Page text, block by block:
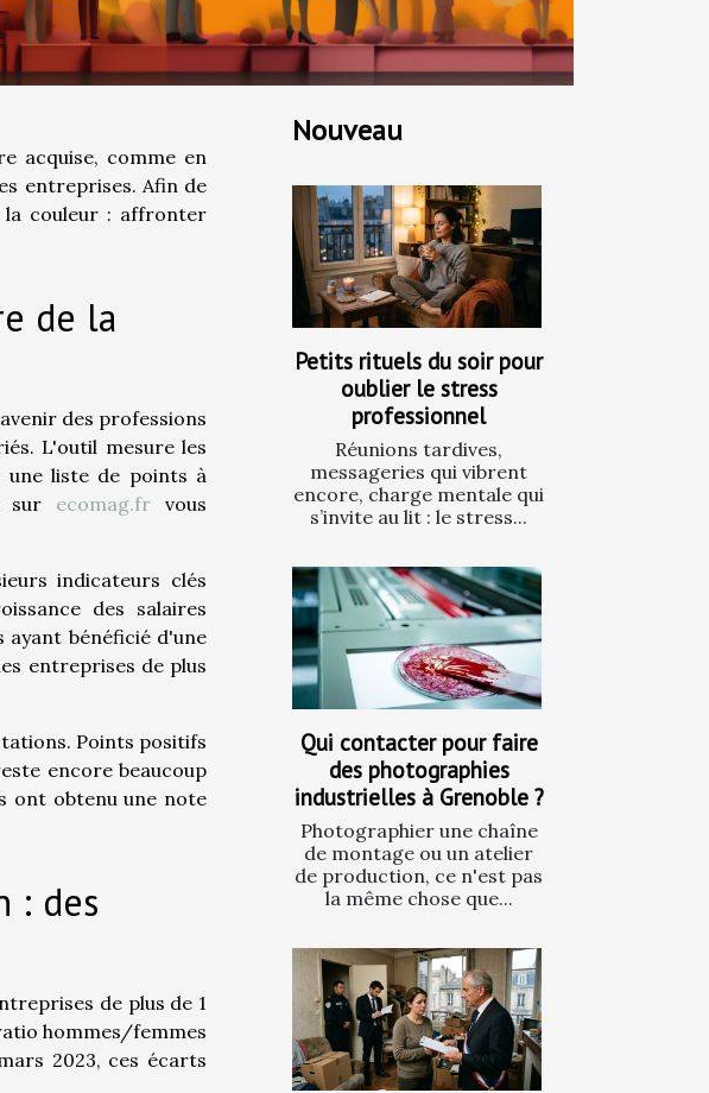
acquise, comme en
entreprises. Afin de
la couleur : affronter
de la
des professions
L'outil mesure les
une liste de points à
sur ecomag.fr vous
indicateurs clés
des salaires
ayant bénéficié d'une
entreprises de plus
Points positifs
encore beaucoup
ont obtenu une note
: des
de plus de 1
hommes/femmes
2023, ces écarts
Nouveau
Petits rituels du soir pour
oublier le stress
professionnel
Réunions tardives,
messageries qui vibrent
encore, charge mentale qui
s’invite au lit : le stress...
Qui contacter pour faire
des photographies
industrielles à Grenoble ?
Photographier une chaîne
de montage ou un atelier
de production, ce n'est pas
la même chose que...